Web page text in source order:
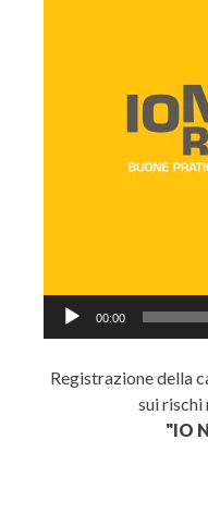
Audio
00:00
Registrazione della
sui rischi
"IO